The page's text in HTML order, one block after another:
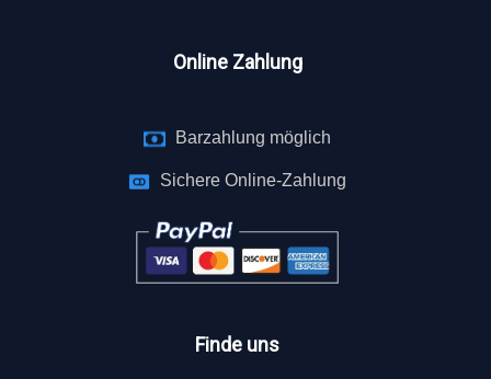
Online Zahlung
Barzahlung möglich
Sichere Online-Zahlung
Finde uns